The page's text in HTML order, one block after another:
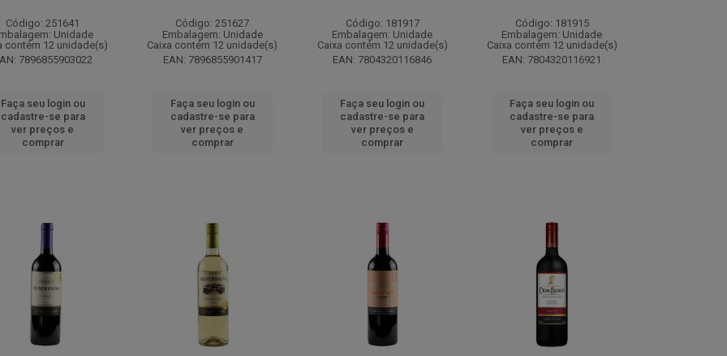
Código: 251641
Unidade
contém 12 unidade(s)
7896855903022
Faça seu login ou
cadastre-se para
ver preços e
comprar
Código: 251627
Embalagem: Unidade
Caixa contém 12 unidade(s)
EAN: 7896855901417
Faça seu login ou
cadastre-se para
ver preços e
comprar
Código: 181917
Embalagem: Unidade
Caixa contém 12 unidade(s)
EAN: 7804320116846
Faça seu login ou
cadastre-se para
ver preços e
comprar
Código: 181915
Embalagem: Unidade
Caixa contém 12 unidade(s)
EAN: 7804320116921
Faça seu login ou
cadastre-se para
ver preços e
comprar